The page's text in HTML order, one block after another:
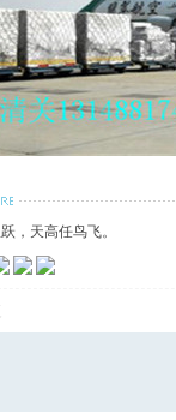
，天高任鸟飞。